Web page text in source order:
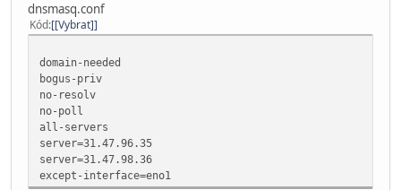
iifname eno1 ct state established,
iifname lo accept comment "accept
iifname != lo ip daddr 127.0.0.1/8 counter
dnsmasq.conf
Kód [Vybrat]
domain-needed
bogus-priv
no-resolv
no-poll
all-servers
server=31.47.96.35
server=31.47.98.36
except-interface=eno1